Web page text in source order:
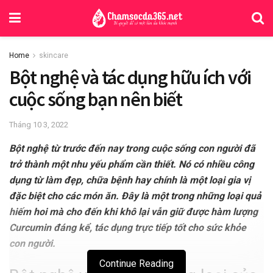
Home skincare
Bột nghệ và tác dụng hữu ích với
cuộc sống bạn nên biết
Tháng 10 3, 2022
Bột nghệ từ trước đến nay trong cuộc sống con người đã
trở thành một nhu yếu phẩm cần thiết. Nó có nhiều công
dụng từ làm đẹp, chữa bệnh hay chính là một loại gia vị
đặc biệt cho các món ăn. Đây là một trong những loại quả
hiếm hoi mà cho đến khi khô lại vẫn giữ được hàm lượng
Curcumin đáng kể, tác dụng trực tiếp tốt cho sức khỏe
con người.
Continue Reading